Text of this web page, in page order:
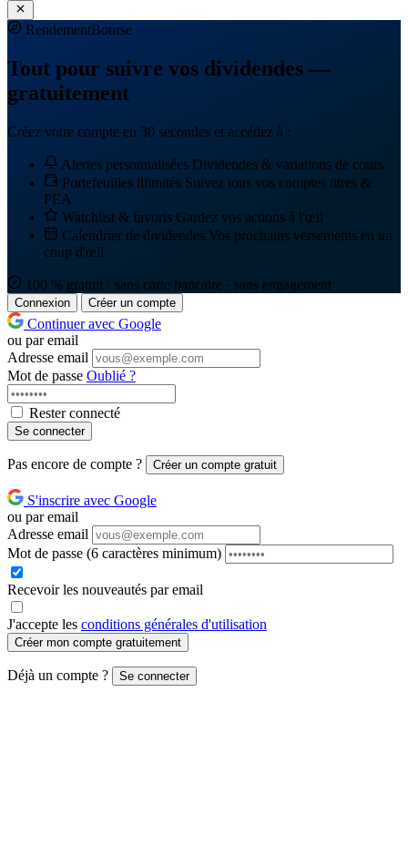
RendementBourse
Tout pour suivre vos dividendes —
gratuitement
Créez votre compte en 30 secondes et accédez à :
Alertes personnalisées Dividendes & variations de cours
Portefeuilles illimités Suivez tous vos comptes titres &
PEA
Watchlist & favoris Gardez vos actions à l'œil
Calendrier de dividendes Vos prochains versements en un
coup d'œil
100 % gratuit · sans carte bancaire · sans engagement
Connexion Créer un compte
Continuer avec Google
ou par email
Adresse email
Mot de passe Oublié ?
Rester connecté
Se connecter
Pas encore de compte ? Créer un compte gratuit
S'inscrire avec Google
ou par email
Adresse email
Mot de passe (6 caractères minimum)
Recevoir les nouveautés par email
J'accepte les conditions générales d'utilisation
Créer mon compte gratuitement
Déjà un compte ? Se connecter